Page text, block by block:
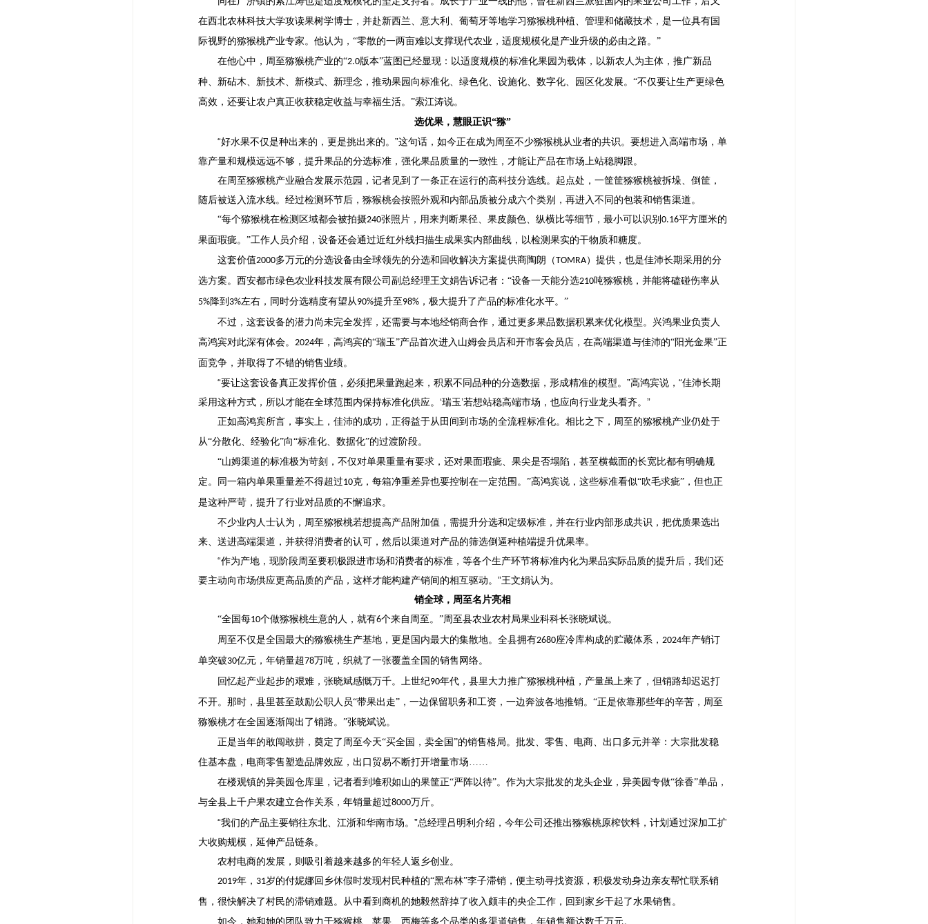
在西北农林科技大学攻读果树学博士，并赴新西兰、意大利、葡萄牙等地学习猕猴桃种植、管理和储藏技术，是一位具有国
际视野的猕猴桃产业专家。他认为， “零散的一两亩难以支撑现代农业，适度规模化是产业升级的必由之路。”
在他心中，周至猕猴桃产业的“2.0版本”蓝图已经显现：以适度规模的标准化果园为载体，以新农人为主体，推广新品
种、新砧木、新技术、新模式、新理念，推动果园向标准化、绿色化、设施化、数字化、园区化发展。“不仅要让生产更绿色
高效，还要让农户真正收获稳定收益与幸福生活。”索江涛说。
选优果，慧眼正识“猕”
“好水果不仅是种出来的，更是挑出来的。”这句话，如今正在成为周至不少猕猴桃从业者的共识。要想进入高端市场，单
靠产量和规模远远不够，提升果品的分选标准，强化果品质量的一致性，才能让产品在市场上站稳脚跟。
在周至猕猴桃产业融合发展示范园，记者见到了一条正在运行的高科技分选线。起点处，一筐筐猕猴桃被拆垛、倒筐，
随后被送入流水线。经过检测环节后，猕猴桃会按照外观和内部品质被分成六个类别，再进入不同的包装和销售渠道。
“每个猕猴桃在检测区域都会被拍摄240张照片，用来判断果径、果皮颜色、纵横比等细节，最小可以识别 0.16平方厘米的
果面瑕疵。”工作人员介绍，设备还会通过近红外线扫描生成果实内部曲线，以检测果实的干物质和糖度。
这套价值2000多万元的分选设备由全球领先的分选和回收解决方案提供商陶朗（TOMRA）提供，也是佳沛长期采用的分
选方案。西安都市绿色农业科技发展有限公司副总经理王文娟告诉记者：“设备一天能分选210吨猕猴桃，并能将磕碰伤率从
5%降到 3%左右，同时分选精度有望从90%提升至 98% ，极大提升了产品的标准化水平。”
不过，这套设备的潜力尚未完全发挥，还需要与本地经销商合作，通过更多果品数据积累来优化模型。兴鸿果业负责人
高鸿宾对此深有体会。 2024年，高鸿宾的“瑞玉”产品首次进入山姆会员店和开市客会员店，在高端渠道与佳沛的“阳光金果”正
面竞争，并取得了不错的销售业绩。
“要让这套设备真正发挥价值，必须把果量跑起来，积累不同品种的分选数据，形成精准的模型。”高鸿宾说，“佳沛长期
采用这种方式，所以才能在全球范围内保持标准化供应。‘瑞玉’若想站稳高端市场，也应向行业龙头看齐。”
正如高鸿宾所言，事实上，佳沛的成功，正得益于从田间到市场的全流程标准化。相比之下，周至的猕猴桃产业仍处于
从“分散化、经验化”向“标准化、数据化”的过渡阶段。
“山姆渠道的标准极为苛刻，不仅对单果重量有要求，还对果面瑕疵、果尖是否塌陷，甚至横截面的长宽比都有明确规
定。同一箱内单果重量差不得超过10克，每箱净重差异也要控制在一定范围。”高鸿宾说，这些标准看似“吹毛求疵”，但也正
是这种严苛，提升了行业对品质的不懈追求。
不少业内人士认为，周至猕猴桃若想提高产品附加值，需提升分选和定级标准，并在行业内部形成共识，把优质果选出
来、送进高端渠道，并获得消费者的认可，然后以渠道对产品的筛选倒逼种植端提升优果率。
“作为产地，现阶段周至要积极跟进市场和消费者的标准，等各个生产环节将标准内化为果品实际品质的提升后，我们还
要主动向市场供应更高品质的产品，这样才能构建产销间的相互驱动。”王文娟认为。
销全球，周至名片亮相
“全国每10个做猕猴桃生意的人，就有6个来自周至。”周至县农业农村局果业科科长张晓斌说。
周至不仅是全国最大的猕猴桃生产基地，更是国内最大的集散地。全县拥有2680座冷库构成的贮藏体系， 2024年产销订
单突破30亿元，年销量超78万吨，织就了一张覆盖全国的销售网络。
回忆起产业起步的艰难，张晓斌感慨万千。上世纪90年代，县里大力推广猕猴桃种植，产量虽上来了，但销路却迟迟打
不开。那时，县里甚至鼓励公职人员“带果出走”，一边保留职务和工资，一边奔波各地推销。“正是依靠那些年的辛苦，周至
猕猴桃才在全国逐渐闯出了销路。”张晓斌说。
正是当年的敢闯敢拼，奠定了周至今天“买全国，卖全国”的销售格局。批发、零售、电商、出口多元并举：大宗批发稳
住基本盘，电商零售塑造品牌效应，出口贸易不断打开增量市场……
在楼观镇的异美园仓库里，记者看到堆积如山的果筐正“严阵以待”。作为大宗批发的龙头企业，异美园专做“徐香”单品，
与全县上千户果农建立合作关系，年销量超过8000万斤。
“我们的产品主要销往东北、江浙和华南市场。”总经理吕明利介绍，今年公司还推出猕猴桃原榨饮料，计划通过深加工扩
大收购规模，延伸产品链条。
农村电商的发展，则吸引着越来越多的年轻人返乡创业。
2019年， 31岁的付妮娜回乡休假时发现村民种植的“黑布林”李子滞销，便主动寻找资源，积极发动身边亲友帮忙联系销
售，很快解决了村民的滞销难题。从中看到商机的她毅然辞掉了收入颇丰的央企工作，回到家乡干起了水果销售。
如今，她和她的团队致力于猕猴桃、苹果、西梅等多个品类的多渠道销售，年销售额达数千万元。